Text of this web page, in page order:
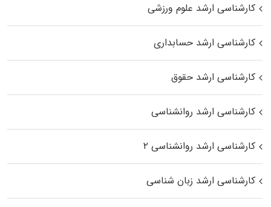
کارشناسی ارشد علوم ورزشی
کارشناسی ارشد حسابداری
کارشناسی ارشد حقوق
کارشناسی ارشد روانشناسی
کارشناسی ارشد روانشناسی ۲
کارشناسی ارشد زبان شناسی